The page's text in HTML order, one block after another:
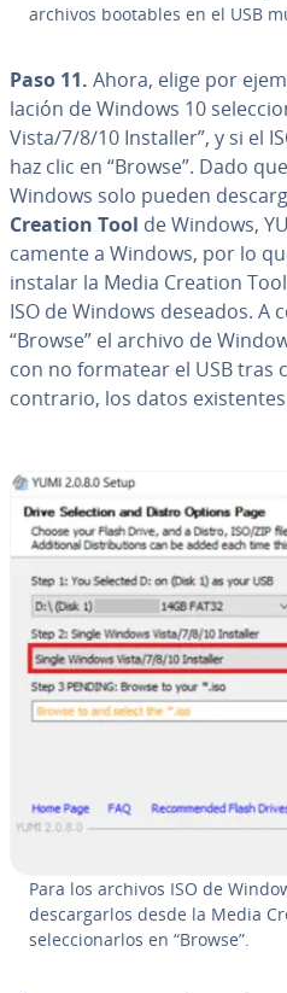
archivos bootables en el USB
Paso 11. Ahora, elige por
la­ción de Windows 10
Vista/7/8/10 Installer”, y si el
haz clic en “Browse”. Dado
Windows solo pueden
Creation Tool de Windows,
ca­me­n­te a Windows, por lo
instalar la Media Creation
ISO de Windows deseados. A
“Browse” el archivo de
con no formatear el USB tras
contrario, los datos
Para los archivos ISO de
de­s­ca­r­gar­los desde la Media
se­le­c­cio­nar­los en “Browse”.